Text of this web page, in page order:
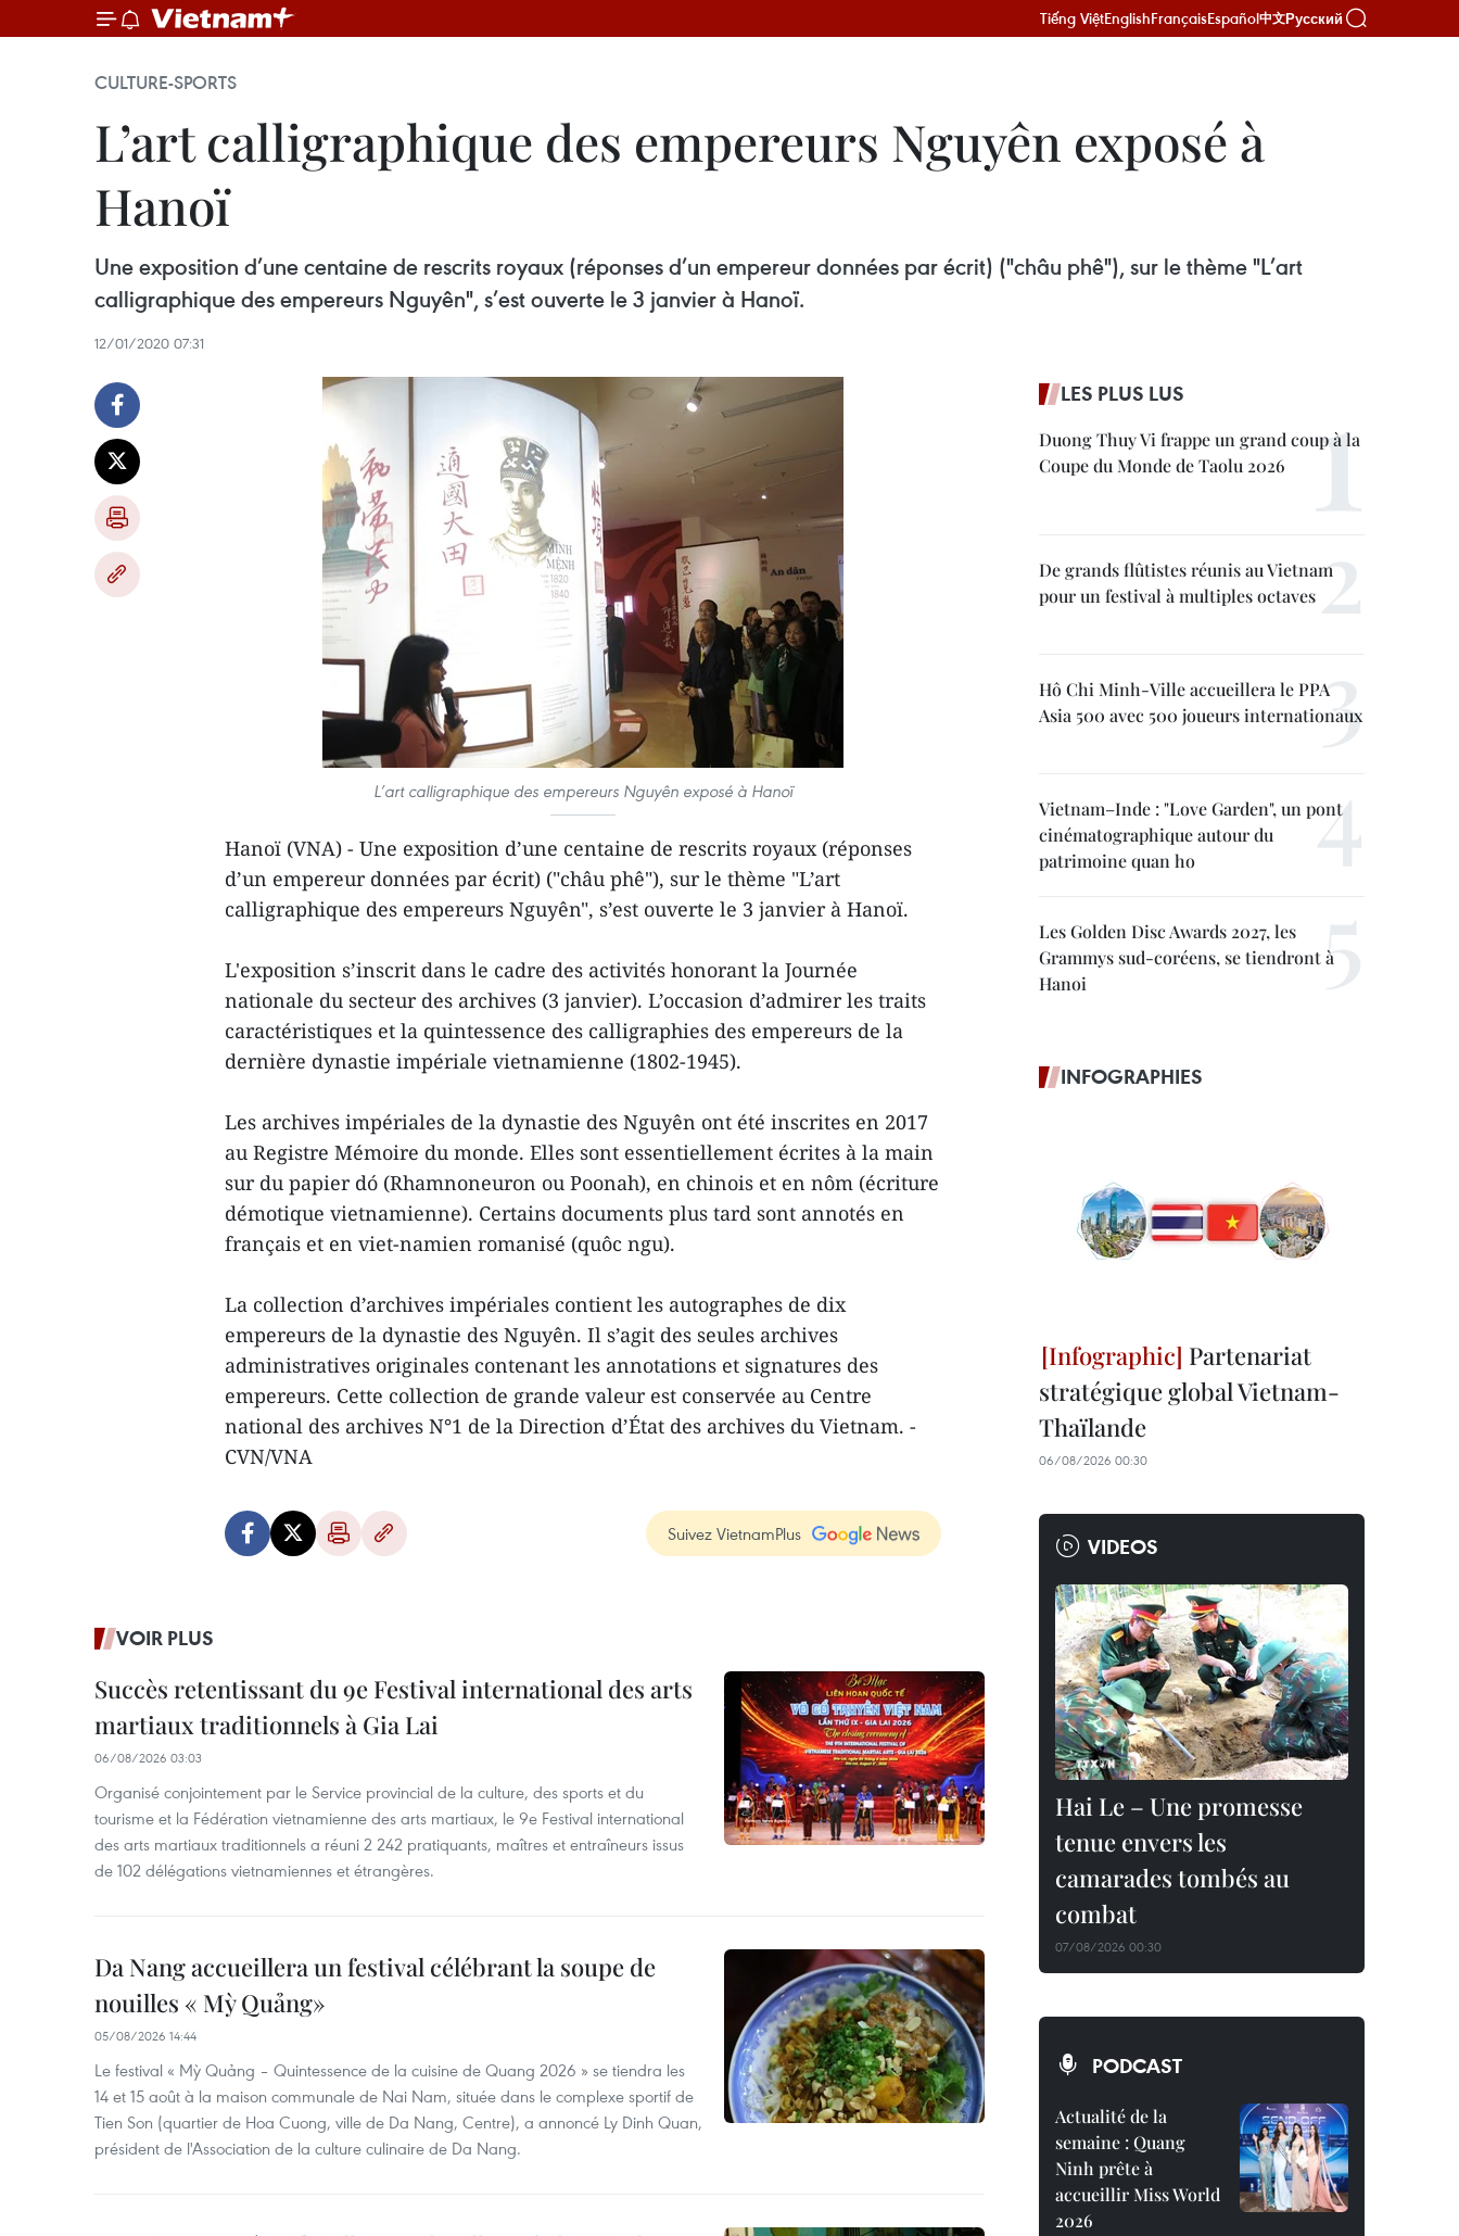
Tiếng ViệtEnglishFrançaisEspañol中文Русский
CULTURE-SPORTS
L’art calligraphique des empereurs Nguyên exposé à
Hanoï
Une exposition d’une centaine de rescrits royaux (réponses d’un empereur données par écrit) ("châu phê"), sur le thème "L’art
calligraphique des empereurs Nguyên", s’est ouverte le 3 janvier à Hanoï.
12/01/2020 07:31
L’art calligraphique des empereurs Nguyên exposé à Hanoï
Hanoï (VNA) - Une exposition d’une centaine de rescrits royaux (réponses
d’un empereur données par écrit) ("châu phê"), sur le thème "L’art
calligraphique des empereurs Nguyên", s’est ouverte le 3 janvier à Hanoï.
L'exposition s’inscrit dans le cadre des activités honorant la Journée
nationale du secteur des archives (3 janvier). L’occasion d’admirer les traits
caractéristiques et la quintessence des calligraphies des empereurs de la
dernière dynastie impériale vietnamienne (1802-1945).
Les archives impériales de la dynastie des Nguyên ont été inscrites en 2017
au Registre Mémoire du monde. Elles sont essentiellement écrites à la main
sur du papier dó (Rhamnoneuron ou Poonah), en chinois et en nôm (écriture
démotique vietnamienne). Certains documents plus tard sont annotés en
français et en viet-namien romanisé (quôc ngu).
La collection d’archives impériales contient les autographes de dix
empereurs de la dynastie des Nguyên. Il s’agit des seules archives
administratives originales contenant les annotations et signatures des
empereurs. Cette collection de grande valeur est conservée au Centre
national des archives N°1 de la Direction d’État des archives du Vietnam. -
CVN/VNA
Suivez VietnamPlus
VOIR PLUS
Succès retentissant du 9e Festival international des arts
martiaux traditionnels à Gia Lai
06/08/2026 03:03
Organisé conjointement par le Service provincial de la culture, des sports et du
tourisme et la Fédération vietnamienne des arts martiaux, le 9e Festival international
des arts martiaux traditionnels a réuni 2 242 pratiquants, maîtres et entraîneurs issus
de 102 délégations vietnamiennes et étrangères.
Da Nang accueillera un festival célébrant la soupe de
nouilles « Mỳ Quảng»
05/08/2026 14:44
Le festival « Mỳ Quảng – Quintessence de la cuisine de Quang 2026 » se tiendra les
14 et 15 août à la maison communale de Nai Nam, située dans le complexe sportif de
Tien Son (quartier de Hoa Cuong, ville de Da Nang, Centre), a annoncé Ly Dinh Quan,
président de l'Association de la culture culinaire de Da Nang.
LES PLUS LUS
Duong Thuy Vi frappe un grand coup à la
Coupe du Monde de Taolu 2026
De grands flûtistes réunis au Vietnam
pour un festival à multiples octaves
Hô Chi Minh-Ville accueillera le PPA
Asia 500 avec 500 joueurs internationaux
Vietnam–Inde : "Love Garden", un pont
cinématographique autour du
patrimoine quan ho
Les Golden Disc Awards 2027, les
Grammys sud-coréens, se tiendront à
Hanoi
INFOGRAPHIES
Partenariat
stratégique global Vietnam-
Thaïlande
06/08/2026 00:30
VIDEOS
Hai Le – Une promesse
tenue envers les
camarades tombés au
combat
07/08/2026 00:30
PODCAST
Actualité de la
semaine : Quang
Ninh prête à
accueillir Miss World
2026